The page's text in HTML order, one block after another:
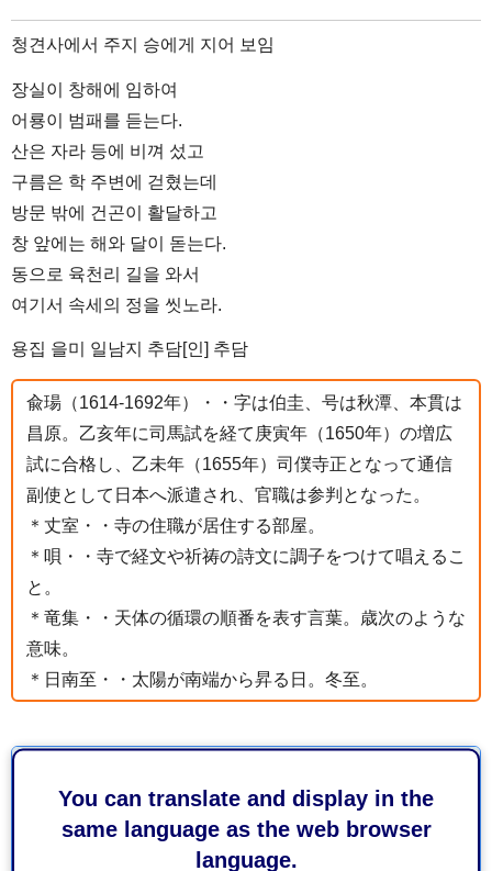
You can translate and display in the
same language as the web browser
language.
청견사에서 주지 승에게 지어 보임
장실이 창해에 임하여
어룡이 범패를 듣는다.
산은 자라 등에 비껴 섰고
구름은 학 주변에 걷혔는데
방문 밖에 건곤이 활달하고
창 앞에는 해와 달이 돋는다.
동으로 육천리 길을 와서
여기서 속세의 정을 씻노라.
용집 을미 일남지 추담[인] 추담
兪瑒（1614-1692年）・・字は伯圭、号は秋潭、本貫は
昌原。乙亥年に司馬試を経て庚寅年（1650年）の増広
試に合格し、乙未年（1655年）司僕寺正となって通信
副使として日本へ派遣され、官職は参判となった。
＊丈室・・寺の住職が居住する部屋。
＊唄・・寺で経文や祈祷の詩文に調子をつけて唱えるこ
と。
＊竜集・・天体の循環の順番を表す言葉。歳次のような
意味。
＊日南至・・太陽が南端から昇る日。冬至。
観光文化・市民局歴史文化課文化財保護係